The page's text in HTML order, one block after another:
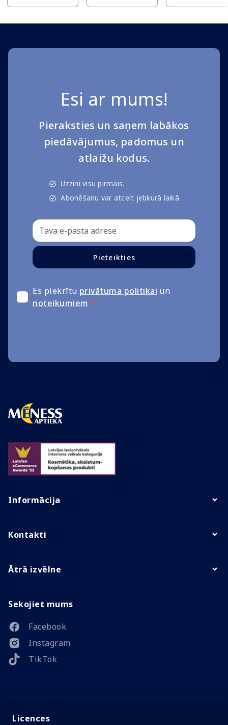
Esi ar mums!
Pieraksties un saņem labākos
piedāvājumus, padomus un
atlaižu kodus.
Uzzini visu pirmais.
Abonēšanu var atcelt jebkurā laikā
Pieteikties
Es piekrītu privātuma politikai un
noteikumiem *
Informācija
Kontakti
Ātrā izvēlne
Sekojiet mums
Facebook
Instagram
TikTok
Licences